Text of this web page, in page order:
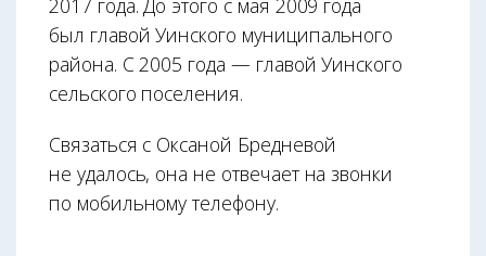
был главой Уинского муниципального
района. С 2005 года — главой Уинского
сельского поселения.
Связаться с Оксаной Бредневой
не удалось, она не отвечает на звонки
по мобильному телефону.